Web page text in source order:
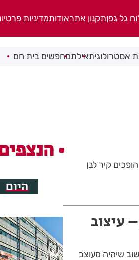
גל גפןתקנון אתראודותמדיניות
אסטרולוגיתאילתמחפשים בית חם
קיר לבן
עיצוב
שיהיה מעוצב
היום